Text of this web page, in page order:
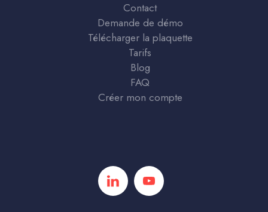
Contact
Demande de démo
Télécharger la plaquette
Tarifs
Blog
FAQ
Créer mon compte